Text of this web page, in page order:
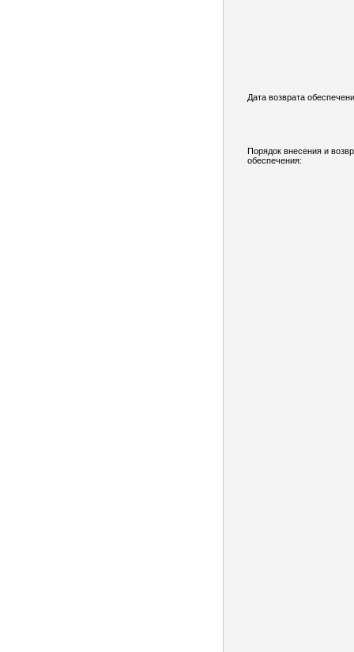
Дата возврата
Порядок внесения и
обеспечения: